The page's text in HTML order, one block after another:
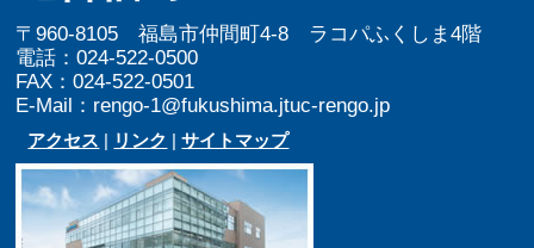
〒960-8105 福島市仲間町4-8 ラコパふくしま4階
電話：024-522-0500
FAX：024-522-0501
E-Mail：rengo-1@fukushima.jtuc-rengo.jp
アクセス | リンク |サイトマップ